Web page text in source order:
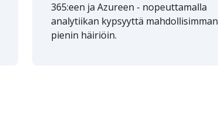
365:een ja Azureen - nopeuttamalla
analytiikan kypsyyttä mahdollisimman
pienin häiriöin.